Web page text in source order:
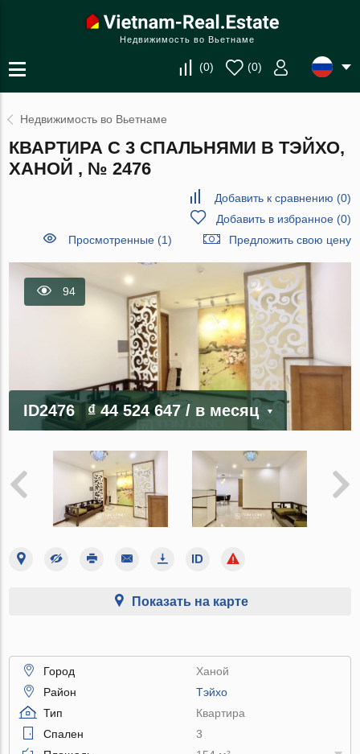
Недвижимость во Вьетнаме
(0) (0)
Недвижимость во Вьетнаме
КВАРТИРА С 3 СПАЛЬНЯМИ В ТЭЙХО,
ХАНОЙ , № 2476
Добавить к сравнению (0)
Добавить в избранное(0)
Просмотренные (1)
Предложить свою цену
94
ID2476 ₫ 44 524 647/ в месяц
Показать на карте
Город
Ханой
Район
Тэйхо
Тип
Квартира
Спален
3